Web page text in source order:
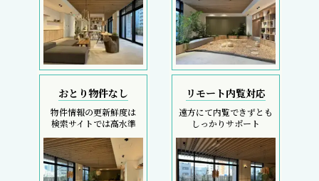
おとり物件なし
物件情報の更新鮮度は
検索サイトでは高水準
リモート内覧対応
遠方にて内覧できずとも
しっかりサポート